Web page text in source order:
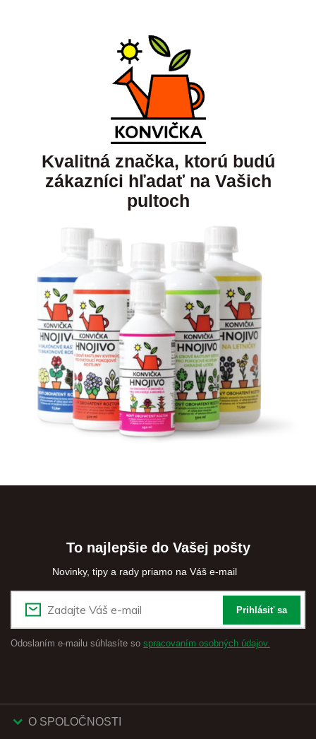
Kvalitná značka, ktorú budú
zákazníci hľadať na Vašich
pultoch
To najlepšie do Vašej pošty
Novinky, tipy a rady priamo na Váš e-mail
Prihlásiť sa
Odoslaním e-mailu súhlasíte so spracovaním osobných údajov.
O SPOLOČNOSTI